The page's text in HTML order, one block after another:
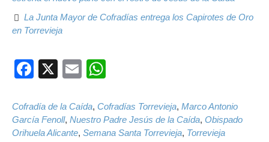
La Junta Mayor de Cofradías entrega los Capirotes de Oro
en Torrevieja
Facebook
X Email
Cofradía de la Caída, Cofradías Torrevieja, Marco Antonio
García Fenoll, Nuestro Padre Jesús de la Caída, Obispado
Orihuela Alicante, Semana Santa Torrevieja, Torrevieja